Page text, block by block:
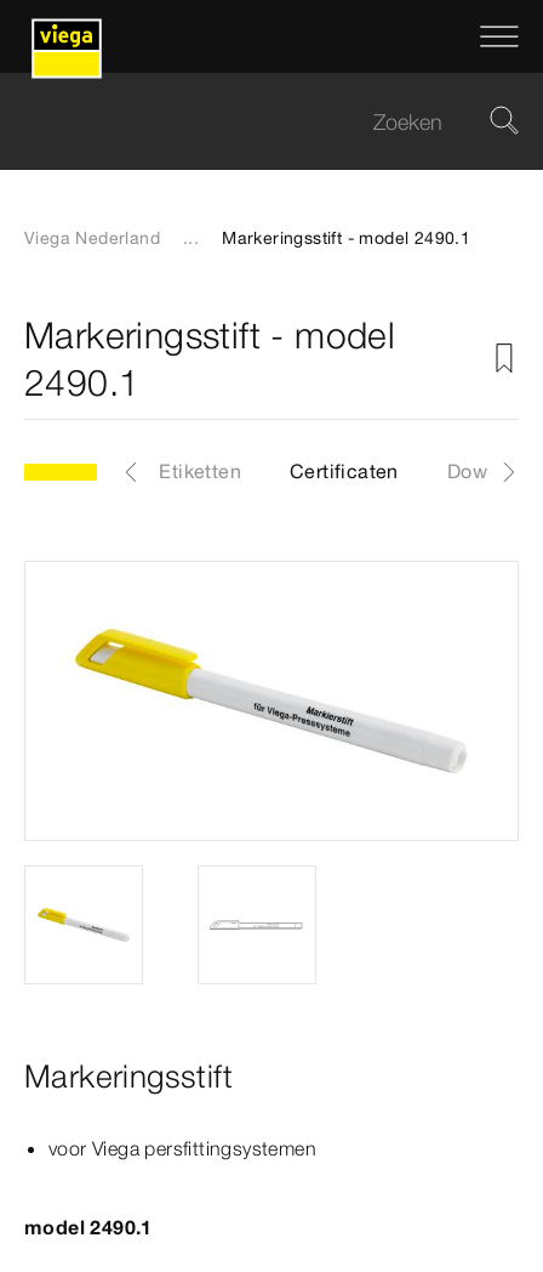
Viega Nederland ... Markeringsstift - model 2490.1
Markeringsstift - model
2490.1
Artikelen Etiketten Certificaten
Markeringsstift
voor Viega persfittingsystemen
model 2490.1